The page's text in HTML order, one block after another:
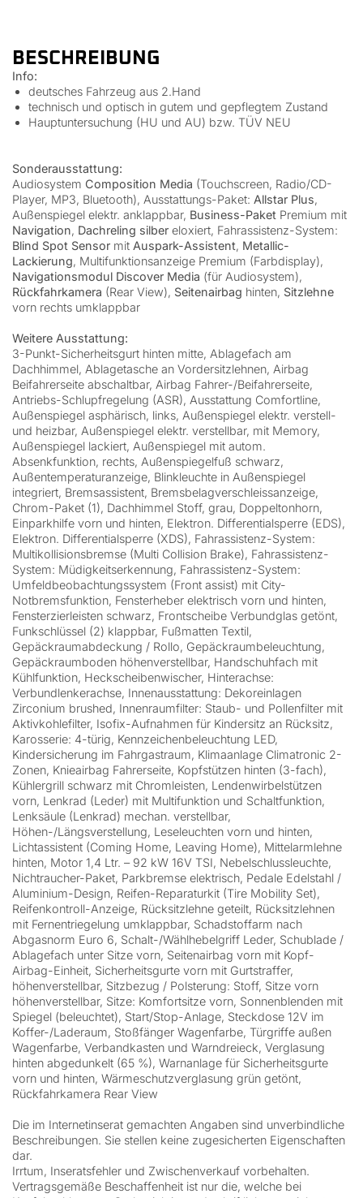
BESCHREIBUNG
Info:
deutsches Fahrzeug aus 2.Hand
technisch und optisch in gutem und gepflegtem Zustand
Hauptuntersuchung (HU und AU) bzw. TÜV NEU
Sonderausstattung:
Audiosystem Composition Media (Touchscreen, Radio/CD-
Player, MP3, Bluetooth), Ausstattungs-Paket: Allstar Plus,
Außenspiegel elektr. anklappbar, Business-Paket Premium mit
Navigation, Dachreling silber eloxiert, Fahrassistenz-System:
Blind Spot Sensor mit Auspark-Assistent, Metallic-
Lackierung, Multifunktionsanzeige Premium (Farbdisplay),
Navigationsmodul Discover Media (für Audiosystem),
Rückfahrkamera (Rear View), Seitenairbag hinten, Sitzlehne
vorn rechts umklappbar
Weitere Ausstattung:
3-Punkt-Sicherheitsgurt hinten mitte, Ablagefach am
Dachhimmel, Ablagetasche an Vordersitzlehnen, Airbag
Beifahrerseite abschaltbar, Airbag Fahrer-/Beifahrerseite,
Antriebs-Schlupfregelung (ASR), Ausstattung Comfortline,
Außenspiegel asphärisch, links, Außenspiegel elektr. verstell-
und heizbar, Außenspiegel elektr. verstellbar, mit Memory,
Außenspiegel lackiert, Außenspiegel mit autom.
Absenkfunktion, rechts, Außenspiegelfuß schwarz,
Außentemperaturanzeige, Blinkleuchte in Außenspiegel
integriert, Bremsassistent, Bremsbelagverschleissanzeige,
Chrom-Paket (1), Dachhimmel Stoff, grau, Doppeltonhorn,
Einparkhilfe vorn und hinten, Elektron. Differentialsperre (EDS),
Elektron. Differentialsperre (XDS), Fahrassistenz-System:
Multikollisionsbremse (Multi Collision Brake), Fahrassistenz-
System: Müdigkeitserkennung, Fahrassistenz-System:
Umfeldbeobachtungssystem (Front assist) mit City-
Notbremsfunktion, Fensterheber elektrisch vorn und hinten,
Fensterzierleisten schwarz, Frontscheibe Verbundglas getönt,
Funkschlüssel (2) klappbar, Fußmatten Textil,
Gepäckraumabdeckung / Rollo, Gepäckraumbeleuchtung,
Gepäckraumboden höhenverstellbar, Handschuhfach mit
Kühlfunktion, Heckscheibenwischer, Hinterachse:
Verbundlenkerachse, Innenausstattung: Dekoreinlagen
Zirconium brushed, Innenraumfilter: Staub- und Pollenfilter mit
Aktivkohlefilter, Isofix-Aufnahmen für Kindersitz an Rücksitz,
Karosserie: 4-türig, Kennzeichenbeleuchtung LED,
Kindersicherung im Fahrgastraum, Klimaanlage Climatronic 2-
Zonen, Knieairbag Fahrerseite, Kopfstützen hinten (3-fach),
Kühlergrill schwarz mit Chromleisten, Lendenwirbelstützen
vorn, Lenkrad (Leder) mit Multifunktion und Schaltfunktion,
Lenksäule (Lenkrad) mechan. verstellbar,
Höhen-/Längsverstellung, Leseleuchten vorn und hinten,
Lichtassistent (Coming Home, Leaving Home), Mittelarmlehne
hinten, Motor 1,4 Ltr. – 92 kW 16V TSI, Nebelschlussleuchte,
Nichtraucher-Paket, Parkbremse elektrisch, Pedale Edelstahl /
Aluminium-Design, Reifen-Reparaturkit (Tire Mobility Set),
Reifenkontroll-Anzeige, Rücksitzlehne geteilt, Rücksitzlehnen
mit Fernentriegelung umklappbar, Schadstoffarm nach
Abgasnorm Euro 6, Schalt-/Wählhebelgriff Leder, Schublade /
Ablagefach unter Sitze vorn, Seitenairbag vorn mit Kopf-
Airbag-Einheit, Sicherheitsgurte vorn mit Gurtstraffer,
höhenverstellbar, Sitzbezug / Polsterung: Stoff, Sitze vorn
höhenverstellbar, Sitze: Komfortsitze vorn, Sonnenblenden mit
Spiegel (beleuchtet), Start/Stop-Anlage, Steckdose 12V im
Koffer-/Laderaum, Stoßfänger Wagenfarbe, Türgriffe außen
Wagenfarbe, Verbandkasten und Warndreieck, Verglasung
hinten abgedunkelt (65 %), Warnanlage für Sicherheitsgurte
vorn und hinten, Wärmeschutzverglasung grün getönt,
Rückfahrkamera Rear View
Die im Internetinserat gemachten Angaben sind unverbindliche
Beschreibungen. Sie stellen keine zugesicherten Eigenschaften
dar.
Irrtum, Inseratsfehler und Zwischenverkauf vorbehalten.
Vertragsgemäße Beschaffenheit ist nur die, welche bei